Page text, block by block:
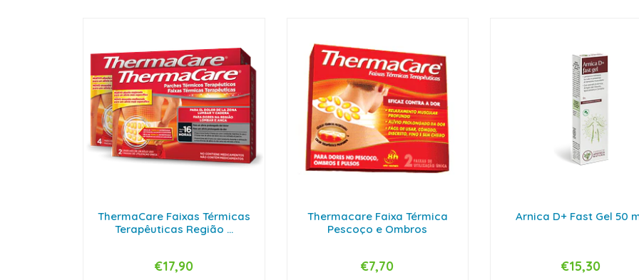
ThermaCare Faixas Térmicas
Terapêuticas Região ...
+
€17,90
Thermacare Faixa Térmica
Pescoço e Ombros
+
€7,70
Arnica D+ Fast Gel 50
+
€15,30